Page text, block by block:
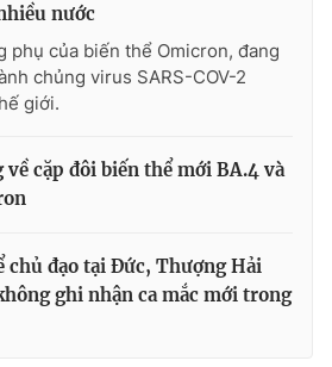
nước
phụ của biến thể Omicron, đang
chủng virus SARS-COV-2
giới.
cặp đôi biến thể mới BA.4 và
chủ đạo tại Đức, Thượng Hải
ghi nhận ca mắc mới trong